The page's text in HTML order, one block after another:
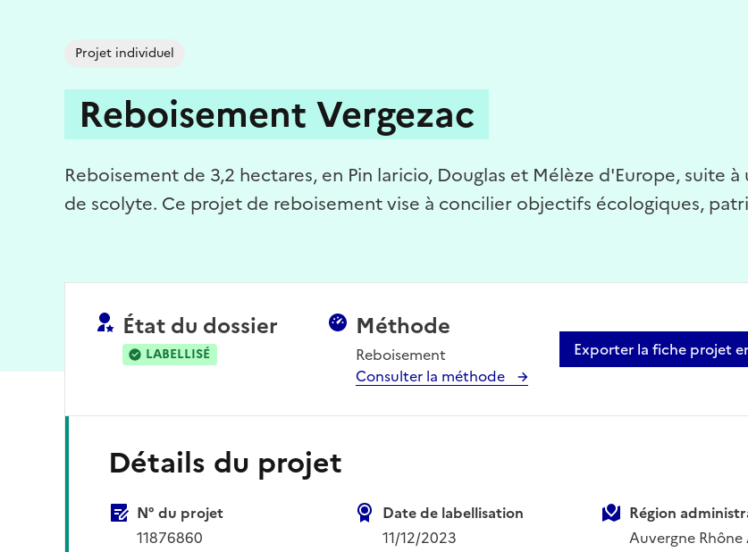
Projet individuel
Reboisement Vergezac
Reboisement de 3,2 hectares, en Pin laricio, Douglas et Mélèze d'Europe, suite
de scolyte. Ce projet de reboisement vise à concilier objectifs écologiques,
État du dossier
LABELLISÉ
Méthode
Reboisement
Consulter la méthode
Exporter la fiche projet
Détails du projet
N° du projet
11876860
Date de labellisation
11/12/2023
Région
Auvergne Rhône